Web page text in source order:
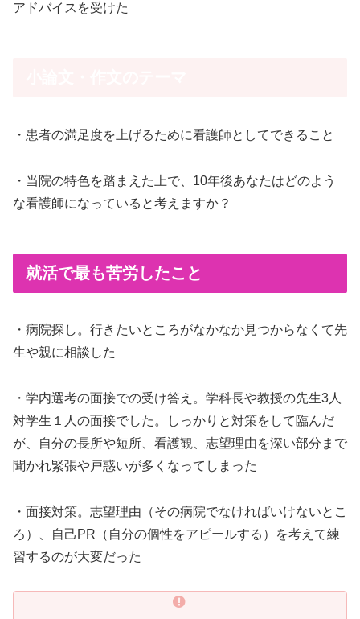
アドバイスを受けた
・患者の満足度を上げるために看護師としてできること
・当院の特色を踏まえた上で、10年後あなたはどのよう
な看護師になっていると考えますか？
就活で最も苦労したこと
・病院探し。行きたいところがなかなか見つからなくて先
生や親に相談した
・学内選考の面接での受け答え。学科長や教授の先生3人
対学生１人の面接でした。しっかりと対策をして臨んだ
が、自分の長所や短所、看護観、志望理由を深い部分まで
聞かれ緊張や戸惑いが多くなってしまった
・面接対策。志望理由（その病院でなければいけないとこ
ろ）、自己PR（自分の個性をアピールする）を考えて練
習するのが大変だった